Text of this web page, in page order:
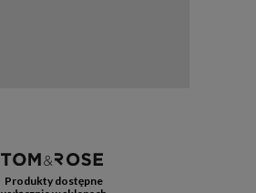
Produkty dostępne